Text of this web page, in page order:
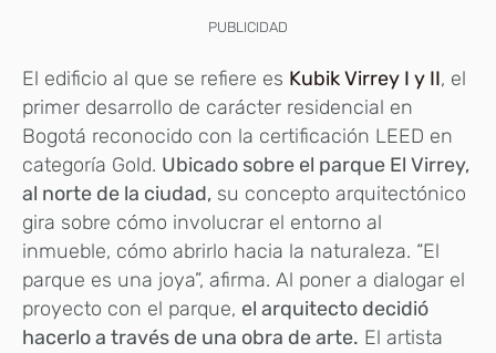
PUBLICIDAD
El edificio al que se refiere es Kubik Virrey I y II, el
primer desarrollo de carácter residencial en
Bogotá reconocido con la certificación LEED en
categoría Gold. Ubicado sobre el parque El Virrey,
al norte de la ciudad, su concepto arquitectónico
gira sobre cómo involucrar el entorno al
inmueble, cómo abrirlo hacia la naturaleza. “El
parque es una joya”, afirma. Al poner a dialogar el
proyecto con el parque, el arquitecto decidió
hacerlo a través de una obra de arte. El artista